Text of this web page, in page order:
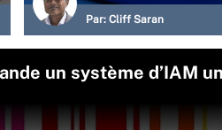
Par: Cliff Saran
un système d’IAM